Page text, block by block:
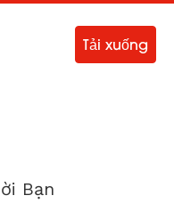
Tải xuống
Bạn